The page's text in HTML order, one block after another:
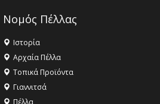
Νομός Πέλλας
Ιστορία
Αρχαία Πέλλα
Τοπικά Προϊόντα
Γιαννιτσά